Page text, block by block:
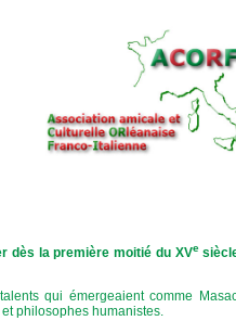
dès la première moitié du XVe
qui émergeaient comme
philosophes humanistes.